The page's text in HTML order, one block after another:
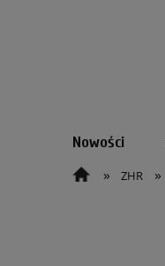
Nowości
» ZHR »